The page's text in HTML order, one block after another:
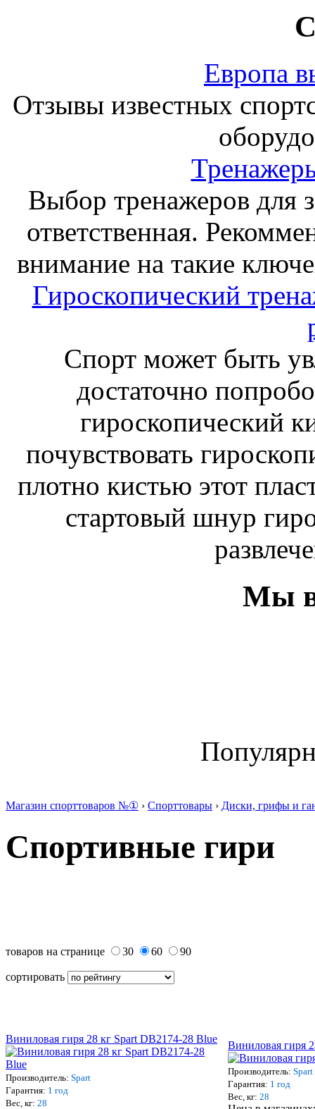
Европа
Отзывы известных
Выбор тренажеров для
ответственная.
внимание на такие
Гироскопический
Спорт может быть
достаточно
гироскопический
почувствовать
плотно кистью этот
стартовый шнур
Мы в
Магазин спорттоваров №① › Спорттовары › Диски, грифы и
Спортивные гири
товаров на странице 30 60 90
сортировать
Виниловая гиря 28 кг Spart DB2174-28 Blue
Производитель: Spart
Гарантия: 1 год
Вес, кг: 28
Виниловая гиря
Производитель: Spart
Гарантия: 1 год
Вес, кг: 28